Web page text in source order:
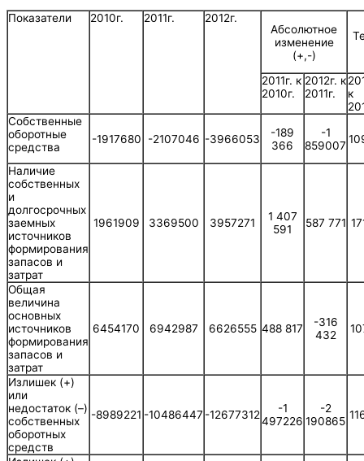
Показатели
2010г. 2011г.
2012г.
Абсолютное
изменение
(+,-)
2011г. к
2010г.
2012г. к
2011г.
к
Собственные
оборотные
средства
-1917680 -2107046 -3966053
-189
366
-1
859007
Наличие
собственных
и
долгосрочных
заемных
источников
формирования
запасов и
затрат
1961909 3369500 3957271
1 407
591
587 771
Общая
величина
основных
источников
формирования
запасов и
затрат
6454170 6942987 6626555 488 817
-316
432
Излишек (+)
или
недостаток (–)
собственных
оборотных
средств
-8989221 -10486447 -12677312
-1
497226
-2
190865